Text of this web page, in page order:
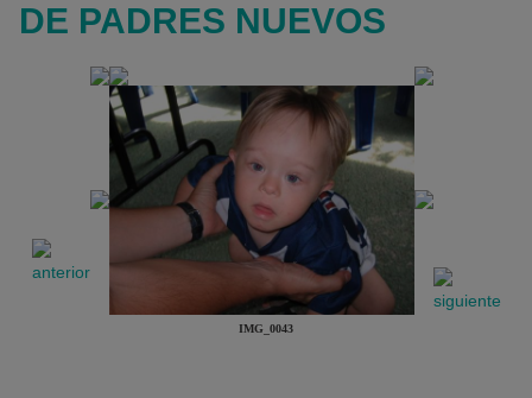
DE PADRES NUEVOS
IMG_0043